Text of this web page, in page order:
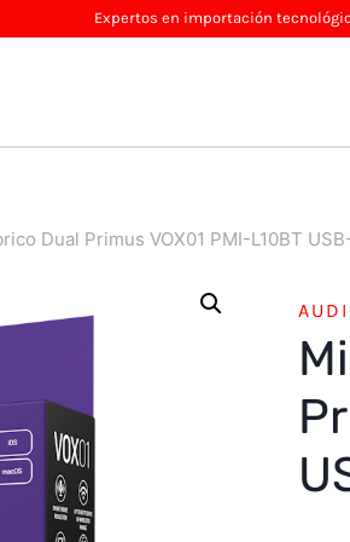
Expertos en importación
Dual Primus VOX01 PMI-L10BT